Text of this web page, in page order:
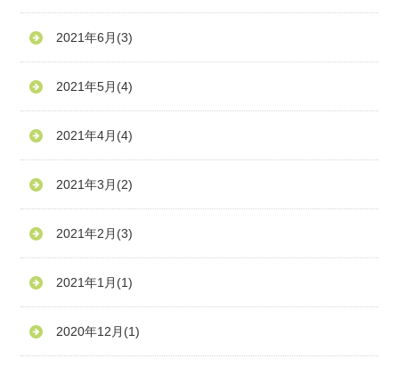
2021年6月 (3)
2021年5月 (4)
2021年4月 (4)
2021年3月 (2)
2021年2月 (3)
2021年1月 (1)
2020年12月 (1)